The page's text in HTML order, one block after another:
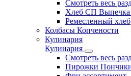
Смотреть весь
Хлеб СП
Ремесленный хлеб
Колбасы Копчености
Кулинария
Кулинария
Смотреть весь
Пирожки